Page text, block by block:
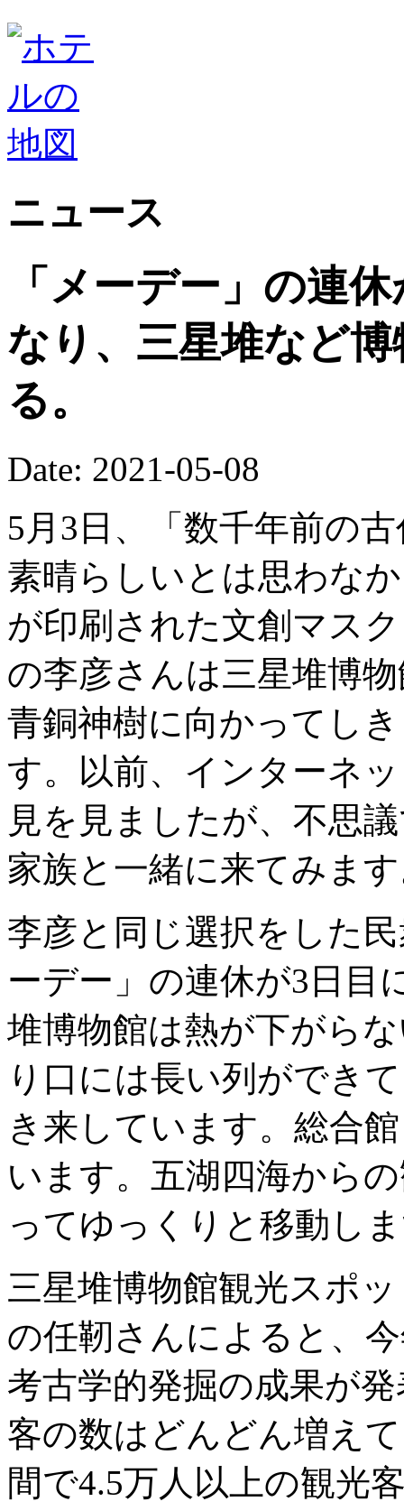
ニュース
「メーデー」の連
なり、三星堆など
る。
Date: 2021-05-08
5月3日、「数千年前の
素晴らしいとは思わな
が印刷された文創マス
の李彦さんは三星堆博
青銅神樹に向かってし
す。以前、インターネ
見を見ましたが、不思
家族と一緒に来てみま
李彦と同じ選択をした
ーデー」の連休が3日目
堆博物館は熱が下がら
り口には長い列ができ
き来しています。総合
います。五湖四海から
ってゆっくりと移動し
三星堆博物館観光スポ
の任靭さんによると、
考古学的発掘の成果が
客の数はどんどん増え
間で4.5万人以上の観光